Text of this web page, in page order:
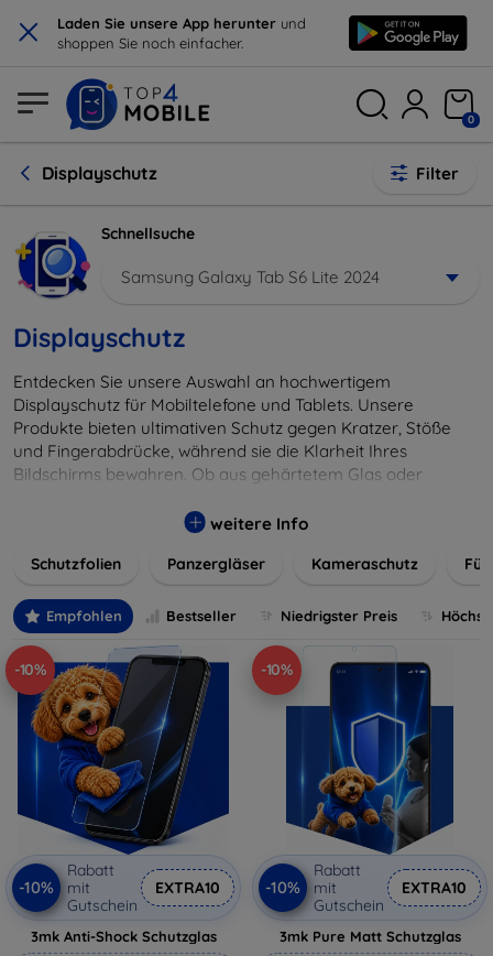
× Laden Sie unsere App herunter und
shoppen Sie noch einfacher.
0
Displayschutz Filter
Schnellsuche
Samsung Galaxy Tab S6 Lite 2024
Displayschutz
Entdecken Sie unsere Auswahl an hochwertigem
Displayschutz für Mobiltelefone und Tablets. Unsere
Produkte bieten ultimativen Schutz gegen Kratzer, Stöße
und Fingerabdrücke, während sie die Klarheit Ihres
Bildschirms bewahren. Ob aus gehärtetem Glas oder
installieren und passgenau für jedes Gerät, um eine
wertvolles Gerät mit unseren langlebigen und zuverlässigen
digitales Erlebnis.
weitere Info
Schutzfolien Panzergläser Kameraschutz
Empfohlen Bestseller Niedrigster Preis
-10%
-10%
Rabatt
mit
Gutschein
EXTRA10
3mk Anti-Shock Schutzglas
-10%
-10%
Rabatt
mit
Gutschein
EXTRA10
3mk Pure Matt Schutzglas